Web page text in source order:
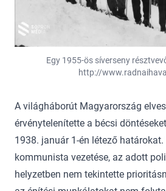
Egy 1955-ös síverseny
http://
A világháborút Magyarország
érvénytelenítette a bécsi
1938. január 1-én létező
kommunista vezetése, az adott
helyzetben nem tekintette